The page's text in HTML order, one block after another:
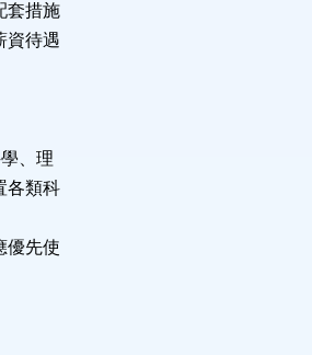
措施
待遇
、理
類科
先使